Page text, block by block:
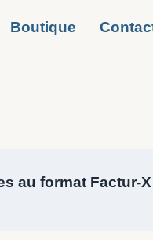
Boutique
au format Factur-